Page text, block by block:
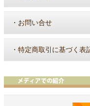
・ お問い合せ
・ 特定商取引に基づく表